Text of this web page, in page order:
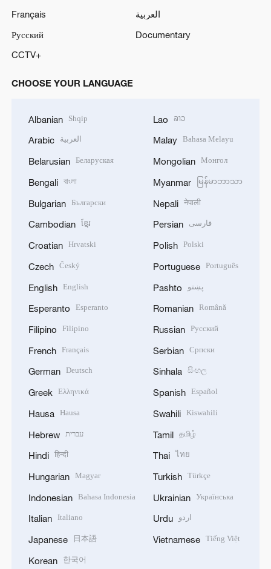
Français
العربية
Русский
Documentary
CCTV+
CHOOSE YOUR LANGUAGE
Albanian Shqip
Arabic العربية
Belarusian Беларуская
Bengali বাংলা
Bulgarian Български
Cambodian ខ្មែរ
Croatian Hrvatski
Czech Český
English English
Esperanto Esperanto
Filipino Filipino
French Français
German Deutsch
Greek Ελληνικά
Hausa Hausa
Hebrew עברית
Hindi हिन्दी
Hungarian Magyar
Indonesian Bahasa Indonesia
Italian Italiano
Japanese 日本語
Korean 한국어
Lao ລາວ
Malay Bahasa Melayu
Mongolian Монгол
Myanmar မြန်မာဘာသာ
Nepali नेपाली
Persian فارسی
Polish Polski
Portuguese Português
Pashto پښتو
Romanian Română
Russian Русский
Serbian Српски
Sinhala සිංහල
Spanish Español
Swahili Kiswahili
Tamil தமிழ்
Thai ไทย
Turkish Türkçe
Ukrainian Українська
Urdu اردو
Vietnamese Tiếng Việt